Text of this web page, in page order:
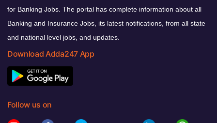
for Banking Jobs. The portal has complete information about all
Banking and Insurance Jobs, its latest notifications, from all state
and national level jobs, and updates.
Download Adda247 App
Follow us on